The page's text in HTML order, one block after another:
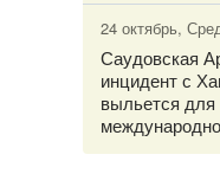
24 октябрь,
Саудовская
инцидент с
выльется для